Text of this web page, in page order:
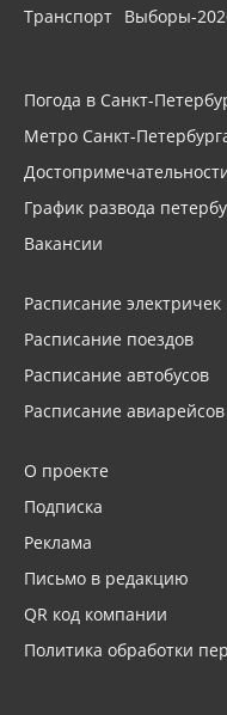
Транспорт Выборы-
Погода в Санкт-
Метро Санкт-
График развода
Вакансии
Расписание электричек
Расписание поездов
Расписание автобусов
Расписание авиарейсов
О проекте
Подписка
Реклама
Письмо в редакцию
QR код компании
Политика обработки